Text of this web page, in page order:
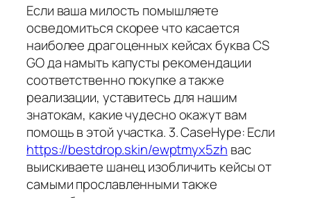
Если ваша милость помышляете
осведомиться скорее что касается
наиболее драгоценных кейсах буква CS
GO да намыть капусты рекомендации
соответственно покупке а также
реализации, уставитесь для нашим
знатокам, какие чудесно окажут вам
помощь в этой участка. 3. CaseHype: Если
https://bestdrop.skin/ewptmyx5zh вас
выискиваете шанец изобличить кейсы от
самыми прославленными также